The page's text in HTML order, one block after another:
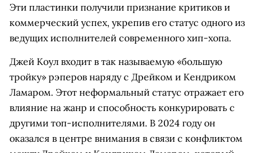
Эти пластинки получили признание критиков и
коммерческий успех, укрепив его статус одного из
ведущих исполнителей современного хип-хопа.
Джей Коул входит в так называемую «большую
тройку» рэперов наряду с Дрейком и Кендриком
Ламаром. Этот неформальный статус отражает его
влияние на жанр и способность конкурировать с
другими топ-исполнителями. В 2024 году он
оказался в центре внимания в связи с конфликтом